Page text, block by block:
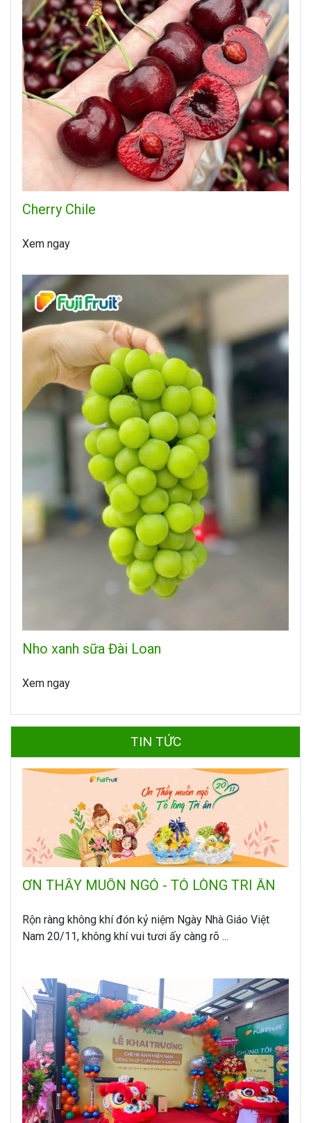
Cherry Chile
Xem ngay
Nho xanh sữa Đài Loan
Xem ngay
TIN TỨC
ƠN THẦY MUỐN NGỎ - TỎ LÒNG TRI ÂN
Rộn ràng không khí đón kỷ niệm Ngày Nhà Giáo Việt
Nam 20/11, không khí vui tươi ấy càng rõ ...